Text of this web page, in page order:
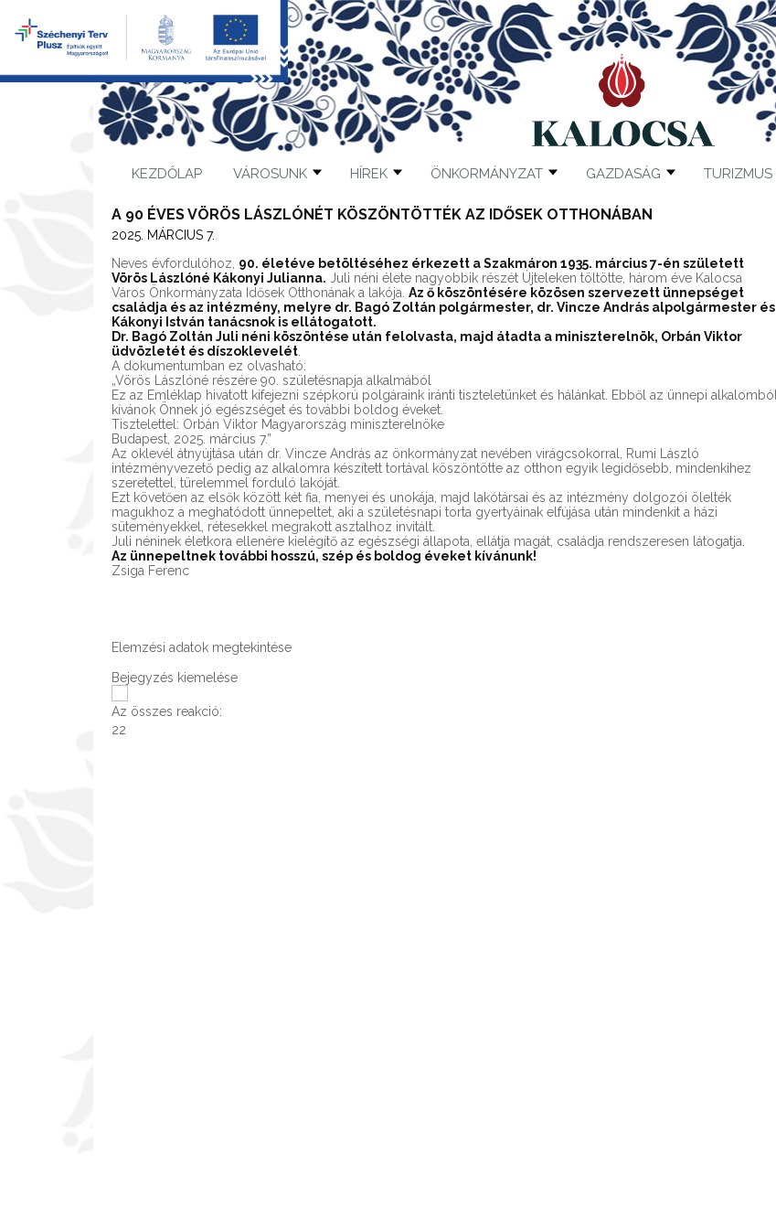
KEZDŐLAP VÁROSUNK HÍREK ÖNKORMÁNYZAT GAZDASÁG TURIZMUS
A 90 ÉVES VÖRÖS LÁSZLÓNÉT KÖSZÖNTÖTTÉK AZ IDŐSEK OTTHONÁBAN
2025. MÁRCIUS 7.
Neves évfordulóhoz, 90. életéve betöltéséhez érkezett a Szakmáron 1935. március 7-én született
Vörös Lászlóné Kákonyi Julianna. Juli néni élete nagyobbik részét Újteleken töltötte, három éve Kalocsa
Város Önkormányzata Idősek Otthonának a lakója. Az ő köszöntésére közösen szervezett ünnepséget
családja és az intézmény, melyre dr. Bagó Zoltán polgármester, dr. Vincze András alpolgármester és
Kákonyi István tanácsnok is ellátogatott.
Dr. Bagó Zoltán Juli néni köszöntése után felolvasta, majd átadta a miniszterelnök, Orbán Viktor
üdvözletét és díszoklevelét
A dokumentumban ez olvasható:
„Vörös Lászlóné részére 90. születésnapja alkalmából
Ez az Emléklap hivatott kifejezni szépkorú polgáraink iránti tiszteletünket és hálánkat. Ebből az ünnepi alkalomból
kívánok Önnek jó egészséget és további boldog éveket.
Tisztelettel: Orbán Viktor Magyarország miniszterelnöke
Budapest, 2025. március 7.”
Az oklevél átnyújtása után dr. Vincze András az önkormányzat nevében virágcsokorral, Rumi László
intézményvezető pedig az alkalomra készített tortával köszöntötte az otthon egyik legidősebb, mindenkihez
szeretettel, türelemmel forduló lakóját.
Ezt követően az elsők között két fia, menyei és unokája, majd lakótársai és az intézmény dolgozói ölelték
magukhoz a meghatódott ünnepeltet, aki a születésnapi torta gyertyáinak elfújása után mindenkit a házi
süteményekkel, rétesekkel megrakott asztalhoz invitált.
Juli néninek életkora ellenére kielégítő az egészségi állapota, ellátja magát, családja rendszeresen látogatja.
Az ünnepeltnek további hosszú, szép és boldog éveket kívánunk!
Zsiga Ferenc
Elemzési adatok megtekintése
Bejegyzés kiemelése
Az összes reakció:
22